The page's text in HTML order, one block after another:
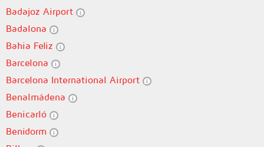
Badajoz Airport
Badalona
Bahia Feliz
Barcelona
Barcelona International Airport
Benalmádena
Benicarló
Benidorm